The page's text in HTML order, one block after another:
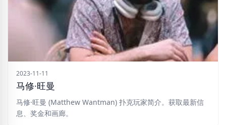
2023-11-11
马修·旺曼
马修·旺曼 (Matthew Wantman) 扑克玩家简介。获取最新信
息、奖金和画廊。